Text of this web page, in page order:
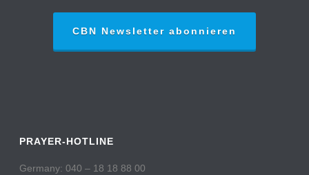
CBN Newsletter abonnieren
PRAYER-HOTLINE
Germany: 040 – 18 18 88 00